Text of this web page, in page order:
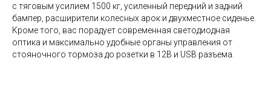
с тяговым усилием 1500 кг, усиленный передний и задний
бампер, расширители колесных арок и двухместное сиденье.
Кроме того, вас порадует современная светодиодная
оптика и максимально удобные органы управления от
стояночного тормоза до розетки в 12В и USB разъема.